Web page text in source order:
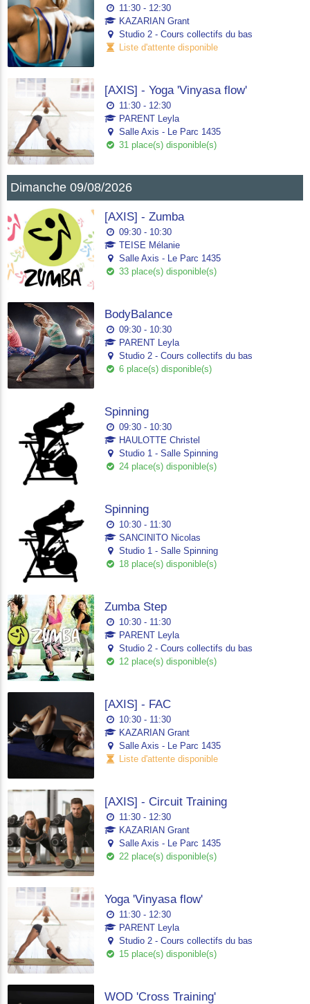
11:30 - 12:30
KAZARIAN Grant
Studio 2 - Cours collectifs du bas
Liste d'attente disponible
[AXIS] - Yoga 'Vinyasa flow'
11:30 - 12:30
PARENT Leyla
Salle Axis - Le Parc 1435
31 place(s) disponible(s)
Dimanche 09/08/2026
[AXIS] - Zumba
09:30 - 10:30
TEISE Mélanie
Salle Axis - Le Parc 1435
33 place(s) disponible(s)
BodyBalance
09:30 - 10:30
PARENT Leyla
Studio 2 - Cours collectifs du bas
6 place(s) disponible(s)
Spinning
09:30 - 10:30
HAULOTTE Christel
Studio 1 - Salle Spinning
24 place(s) disponible(s)
Spinning
10:30 - 11:30
SANCINITO Nicolas
Studio 1 - Salle Spinning
18 place(s) disponible(s)
Zumba Step
10:30 - 11:30
PARENT Leyla
Studio 2 - Cours collectifs du bas
12 place(s) disponible(s)
[AXIS] - FAC
10:30 - 11:30
KAZARIAN Grant
Salle Axis - Le Parc 1435
Liste d'attente disponible
[AXIS] - Circuit Training
11:30 - 12:30
KAZARIAN Grant
Salle Axis - Le Parc 1435
22 place(s) disponible(s)
Yoga 'Vinyasa flow'
11:30 - 12:30
PARENT Leyla
Studio 2 - Cours collectifs du bas
15 place(s) disponible(s)
WOD 'Cross Training'